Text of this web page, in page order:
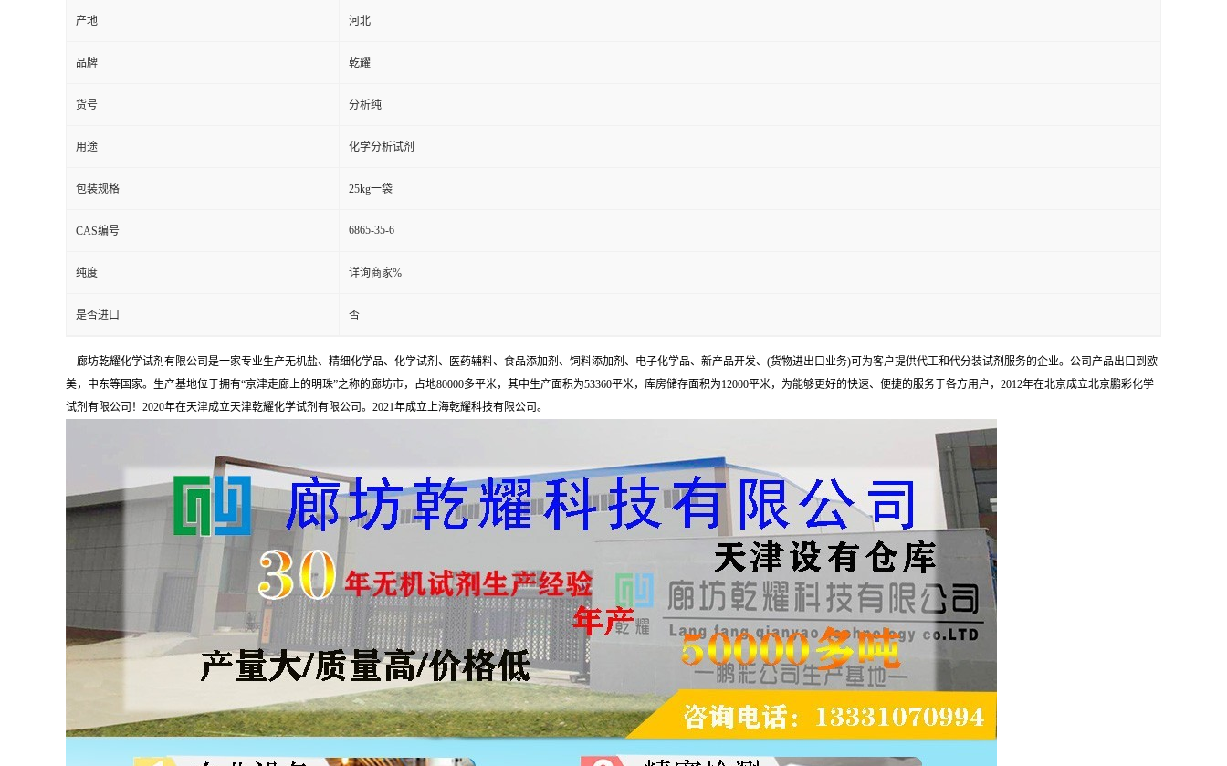
产地 河北
品牌 乾耀
货号 分析纯
用途 化学分析试剂
包装规格 25kg一袋
CAS编号 6865-35-6
纯度 详询商家%
是否进口 否
廊坊乾耀化学试剂有限公司是一家专业生产无机盐、精细化学品、化学试剂、医药辅料、食品添加剂、饲料添加剂、电子化学品、新产品开发、(货物进出口业务)可为客户提供代工和代分装试剂服务的企业。公司产品出口到欧
美，中东等国家。生产基地位于拥有“京津走廊上的明珠”之称的廊坊市，占地80000多平米，其中生产面积为53360平米，库房储存面积为12000平米，为能够更好的快速、便捷的服务于各方用户，2012年在北京成立北京鹏彩化学
试剂有限公司！2020年在天津成立天津乾耀化学试剂有限公司。2021年成立上海乾耀科技有限公司。